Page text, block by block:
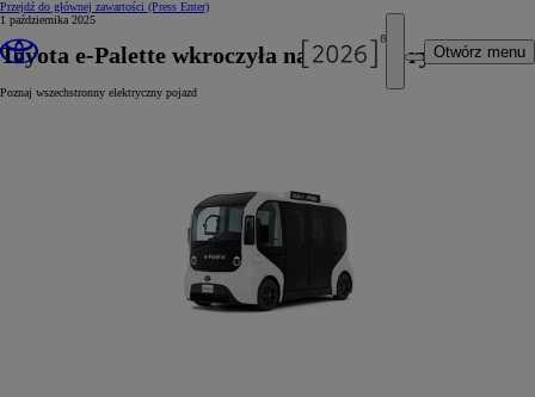
Przejdź do głównej zawartości (Press Enter)
Otwórz menu
1 października 2025
Toyota e-Palette wkroczyła na japoński rynek
Poznaj wszechstronny elektryczny pojazd